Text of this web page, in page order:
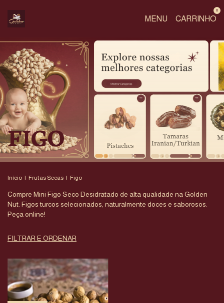
MENU CARRINHO
0
FIGO
Início | Frutas Secas | Figo
Compre Mini Figo Seco Desidratado de alta qualidade na Golden
Nut. Figos turcos selecionados, naturalmente doces e saborosos.
Peça online!
FILTRAR E ORDENAR